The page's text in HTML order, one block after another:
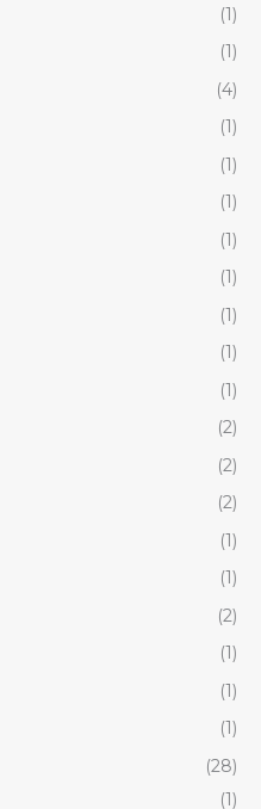
(1)
(1)
(4)
(1)
(1)
(1)
(1)
(1)
(1)
(1)
(1)
(2)
(2)
(2)
(1)
(1)
(2)
(1)
(1)
(1)
(28)
(1)